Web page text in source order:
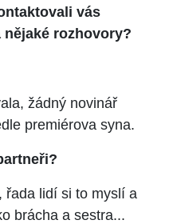
vás
rozhovory?
žádný novinář
premiérova syna.
řada lidí si to myslí a
brácha a sestra...